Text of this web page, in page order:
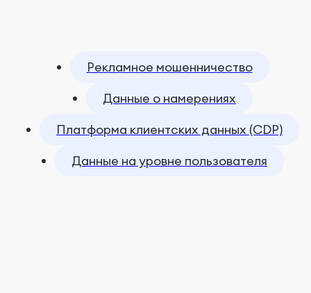
Рекламное мошенничество
Данные о намерениях
Платформа клиентских данных (CDP)
Данные на уровне пользователя